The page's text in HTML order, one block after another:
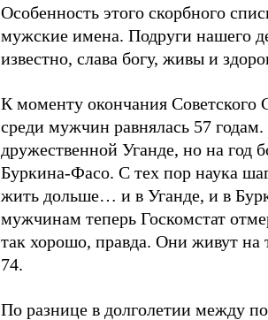
Особенность этого скорбного
мужские имена. Подруги нашего
известно, слава богу, живы и
К моменту окончания
среди мужчин равнялась 57
дружественной Уганде, но на год
Буркина-Фасо. С тех пор наука
жить дольше… и в Уганде, и в
мужчинам теперь Госкомстат
так хорошо, правда. Они живут на
74.
По разнице в долголетии между